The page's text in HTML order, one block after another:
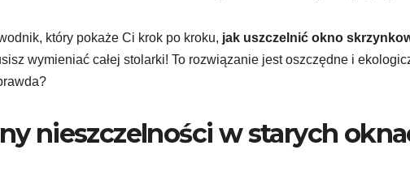
który pokaże Ci krok po kroku, jak uszczelnić okno
wymieniać całej stolarki! To rozwiązanie jest oszczędne i
nieszczelności w starych